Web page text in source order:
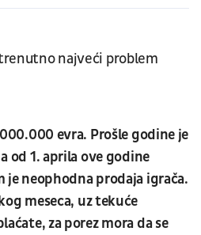
najveći problem
evra. Prošle godine je
od 1. aprila ove godine
je neophodna prodaja igrača.
meseca, uz tekuće
za porez mora da se